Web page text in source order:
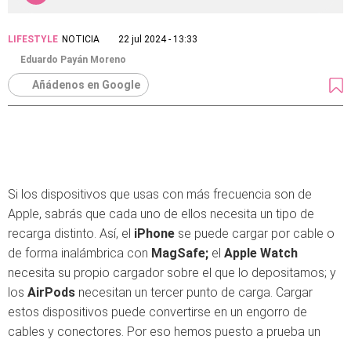
LIFESTYLE NOTICIA
22 jul 2024 - 13:33
Eduardo Payán Moreno
Añádenos en Google
Si los dispositivos que usas con más frecuencia son de
Apple, sabrás que cada uno de ellos necesita un tipo de
recarga distinto. Así, el iPhone se puede cargar por cable o
de forma inalámbrica con MagSafe; el Apple Watch
necesita su propio cargador sobre el que lo depositamos; y
los AirPods necesitan un tercer punto de carga. Cargar
estos dispositivos puede convertirse en un engorro de
cables y conectores. Por eso hemos puesto a prueba un